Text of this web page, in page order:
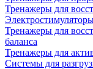
Тренажеры для
Тренажеры для
баланса
Тренажеры для
Системы для